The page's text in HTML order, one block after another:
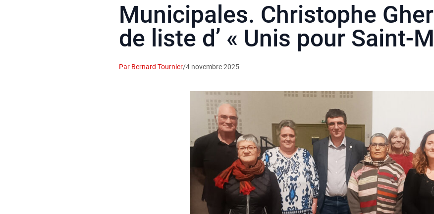
Municipales. Christophe
de liste d’ « Unis pour Saint-
Par Bernard Tournier/4 novembre 2025